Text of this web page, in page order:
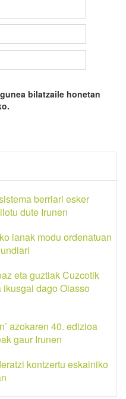
bilatzaile honetan
berriari esker
dute Irunen
lanak modu ordenatuan
eta guztiak Cuzcotik
ikusgai dago Oiasso
azokaren 40. edizioa
gaur Irunen
kontzertu eskainiko